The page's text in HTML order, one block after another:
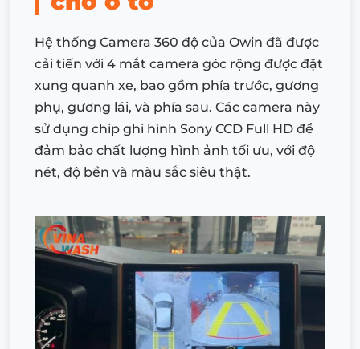
Hệ thống Camera 360 độ của Owin đã được
cải tiến với 4 mắt camera góc rộng được đặt
xung quanh xe, bao gồm phía trước, gương
phụ, gương lái, và phía sau. Các camera này
sử dụng chip ghi hình Sony CCD Full HD để
đảm bảo chất lượng hình ảnh tối ưu, với độ
nét, độ bền và màu sắc siêu thật.